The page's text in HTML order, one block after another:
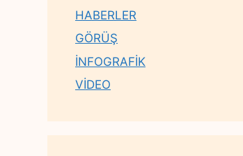
HABERLER
GÖRÜŞ
İNFOGRAFİK
VİDEO